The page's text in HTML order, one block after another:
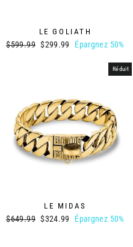
LE GOLIATH
Prix
$599.99 Prix
$299.99 Épargnez 50%
Réduit
LE MIDAS
Prix
$649.99 Prix
$324.99 Épargnez 50%